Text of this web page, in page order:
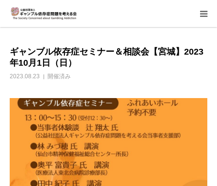
ギャンブル依存症セミナー＆相談会【宮城】2023
年10月1日（日）
2023.08.23 開催済み
ご寄付のお願い
講座・イベント
活動報告＆意見書
当事者支援部